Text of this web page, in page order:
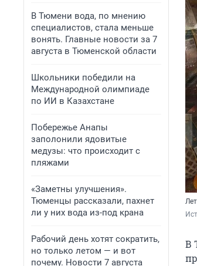
В Тюмени вода, по мнению
специалистов, стала меньше
вонять. Главные новости за 7
августа в Тюменской области
Школьники победили на
Международной олимпиаде
по ИИ в Казахстане
Побережье Анапы
заполонили ядовитые
медузы: что происходит с
пляжами
«Заметны улучшения».
Тюменцы рассказали, пахнет
ли у них вода из-под крана
Рабочий день хотят сократить,
но только летом — и вот
почему. Новости 7 августа
В